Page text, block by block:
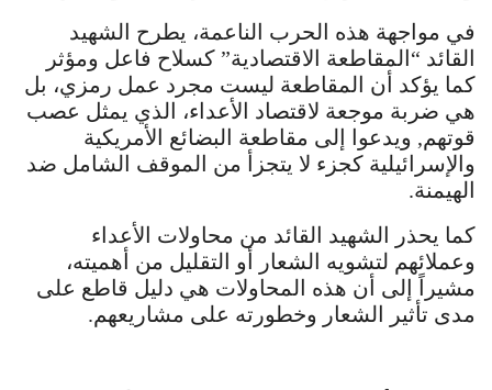
في مواجهة هذه الحرب الناعمة، يطرح الشهيد
القائد “المقاطعة الاقتصادية” كسلاح فاعل ومؤثر
كما يؤكد أن المقاطعة ليست مجرد عمل رمزي، بل
هي ضربة موجعة لاقتصاد الأعداء، الذي يمثل عصب
قوتهم, ويدعوا إلى مقاطعة البضائع الأمريكية
والإسرائيلية كجزء لا يتجزأ من الموقف الشامل ضد
الهيمنة.
كما يحذر الشهيد القائد من محاولات الأعداء
وعملائهم لتشويه الشعار أو التقليل من أهميته،
مشيراً إلى أن هذه المحاولات هي دليل قاطع على
مدى تأثير الشعار وخطورته على مشاريعهم.